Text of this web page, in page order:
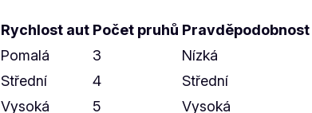
Rychlost aut Počet pruhů
Pomalá 3
Nízká
Střední 4
Střední
Vysoká 5 Vysoká